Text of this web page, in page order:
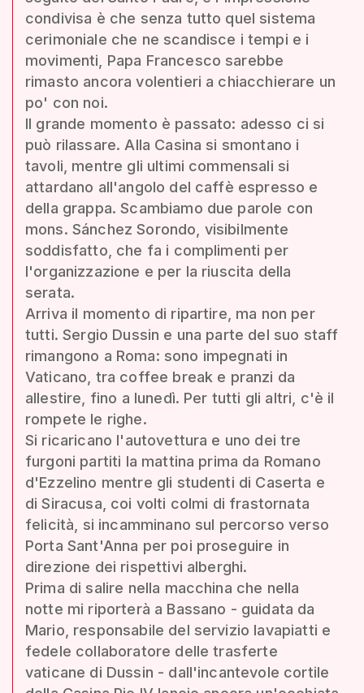
condivisa è che senza tutto quel sistema
cerimoniale che ne scandisce i tempi e i
movimenti, Papa Francesco sarebbe
rimasto ancora volentieri a chiacchierare un
po' con noi.
Il grande momento è passato: adesso ci si
può rilassare. Alla Casina si smontano i
tavoli, mentre gli ultimi commensali si
attardano all'angolo del caffè espresso e
della grappa. Scambiamo due parole con
mons. Sánchez Sorondo, visibilmente
soddisfatto, che fa i complimenti per
l'organizzazione e per la riuscita della
serata.
Arriva il momento di ripartire, ma non per
tutti. Sergio Dussin e una parte del suo staff
rimangono a Roma: sono impegnati in
Vaticano, tra coffee break e pranzi da
allestire, fino a lunedì. Per tutti gli altri, c'è il
rompete le righe.
Si ricaricano l'autovettura e uno dei tre
furgoni partiti la mattina prima da Romano
d'Ezzelino mentre gli studenti di Caserta e
di Siracusa, coi volti colmi di frastornata
felicità, si incamminano sul percorso verso
Porta Sant'Anna per poi proseguire in
direzione dei rispettivi alberghi.
Prima di salire nella macchina che nella
notte mi riporterà a Bassano - guidata da
Mario, responsabile del servizio lavapiatti e
fedele collaboratore delle trasferte
vaticane di Dussin - dall'incantevole cortile